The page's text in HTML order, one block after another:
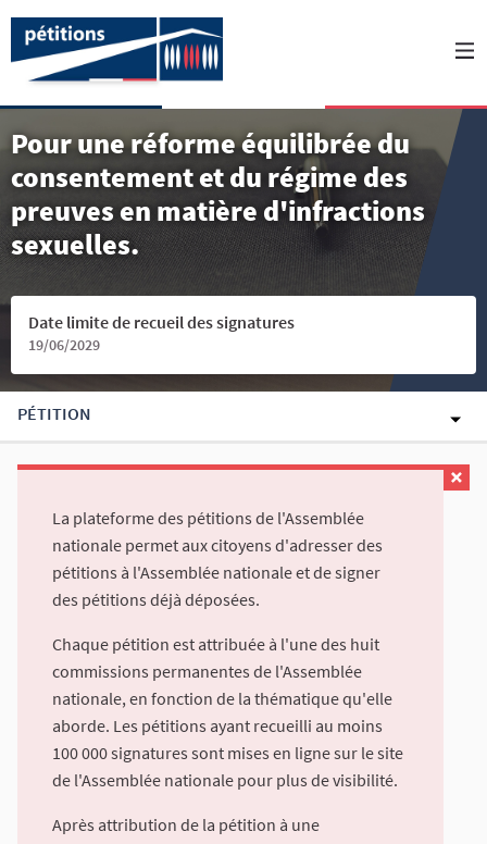
Pour une réforme équilibrée du
consentement et du régime des
preuves en matière d'infractions
sexuelles.
Date limite de recueil des signatures
19/06/2029
PÉTITION
La plateforme des pétitions de l'Assemblée
nationale permet aux citoyens d'adresser des
pétitions à l'Assemblée nationale et de signer
des pétitions déjà déposées.
Chaque pétition est attribuée à l'une des huit
commissions permanentes de l'Assemblée
nationale, en fonction de la thématique qu'elle
aborde. Les pétitions ayant recueilli au moins
100 000 signatures sont mises en ligne sur le site
de l'Assemblée nationale pour plus de visibilité.
Après attribution de la pétition à une